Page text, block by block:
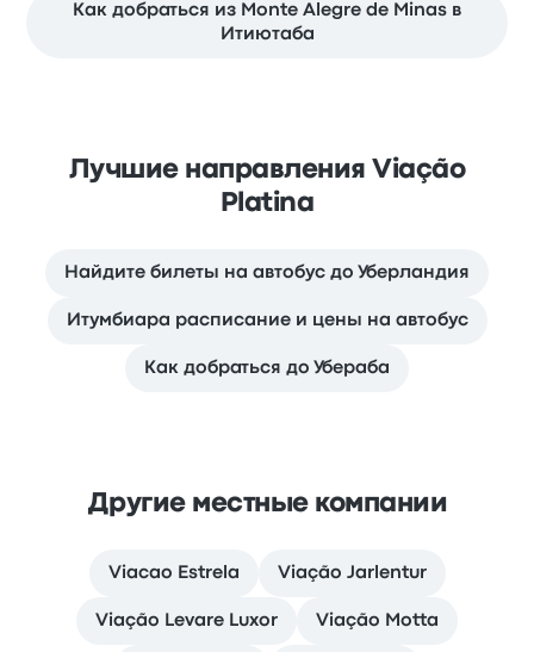
Как добраться из Monte Alegre de Minas в
Итиютаба
Лучшие направления Viação
Platina
Найдите билеты на автобус до Уберландия
Итумбиара расписание и цены на автобус
Как добраться до Убераба
Другие местные компании
Viacao Estrela Viação Jarlentur
Viação Levare Luxor Viação Motta